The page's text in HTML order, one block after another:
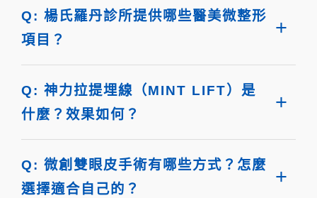
Q: 楊氏羅丹診所提供哪些醫美微整形
項目？
Q: 神力拉提埋線（MINT LIFT）是
什麼？效果如何？
Q: 微創雙眼皮手術有哪些方式？怎麼
選擇適合自己的？